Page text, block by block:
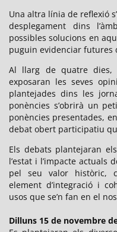
Una altra línia de reflexió
desplegament dins
possibles solucions en
puguin evidenciar futures
Al llarg de quatre dies,
exposaran les seves
plantejades dins les
ponències s’obrirà un
ponències presentades,
debat obert participatiu
Els debats plantejaran
l’estat i l’impacte actuals
pel seu valor històric,
element d’integració i
usos que se’n fan en el
Dilluns 15 de novembre